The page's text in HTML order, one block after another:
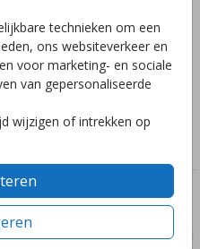
technieken om een
ons websiteverkeer en
voor marketing- en sociale
van gepersonaliseerde
wijzigen of intrekken op
bestellen per 25 stuks.
of kom je er niet uit?
je graag!
ook leuk